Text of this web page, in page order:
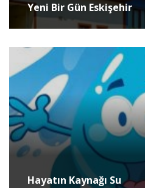
Yeni Bir Gün Eskişehir
Hayatın Kaynağı Su